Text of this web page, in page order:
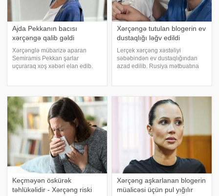
Ajda Pekkanın bacısı
xərçəngə qalib gəldi
Xərçənglə mübarizə aparan
Semiramis Pekkan şarlar
uçuraraq xoş xəbəri elan edib.
mübarizə aparır. Və nəhayət, o,
ağciyər xərçəngi il
Xərçəngə tutulan blogerin ev
dustaqlığı ləğv edildi
Lerçek xərçəng xəstəliyi
səbəbindən ev dustaqlığından
azad edilib. Rusiya mətbuatına
baş çəkməyə, təcili yardım
xidmətlərinə, polisə v
Keçməyən öskürək
təhlükəlidir - Xərçəng riski
Xərçəng aşkarlanan blogerin
müalicəsi üçün pul yığılır